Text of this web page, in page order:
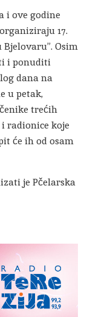
i ove godine
17.
Osim
i ponuditi
dana na
u petak,
trećih
radionice koje
će ih od osam
je Pčelarska